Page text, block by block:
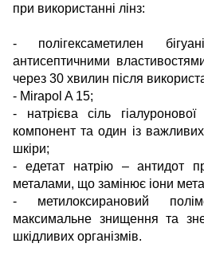
при використанні лінз:
- полігексаметилен
антисептичними
через 30 хвилин після
- Mirapol A 15;
- натрієва сіль
компонент та один із
шкіри;
- едетат натрію – антидот
металами, що замінює іони
- метилоксирановий
максимальне знищення та
шкідливих організмів.